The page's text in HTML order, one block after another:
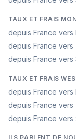
TAUX ET FRAIS
depuis France vers
depuis France vers
depuis France vers
TAUX ET FRAIS
depuis France vers
depuis France vers
depuis France vers